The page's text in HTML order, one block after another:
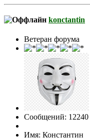
konctantin
Ветеран форума
Сообщений: 12240
Имя: Константин